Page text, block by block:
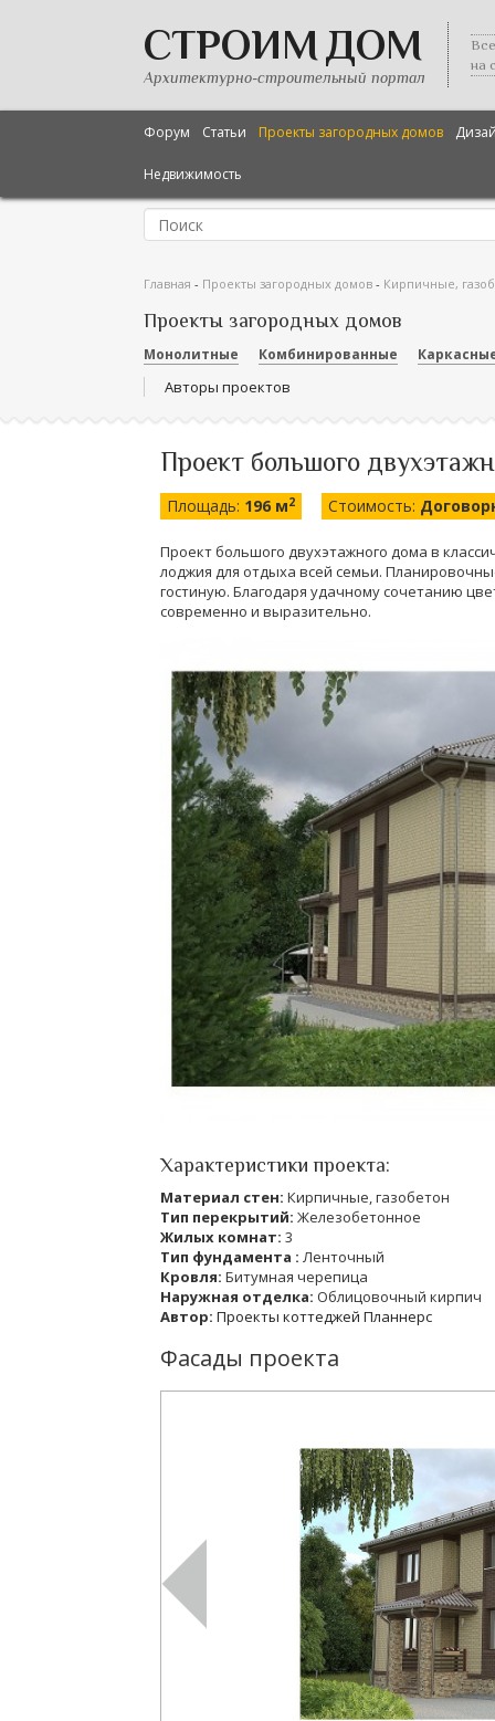
СТРОИМ ДОМ
Архитектурно-строительный портал
на
Форум Статьи Проекты загородных домов
Недвижимость
Главная - Проекты загородных домов - Кирпичные,
Проекты загородных домов
Монолитные Комбинированные
Авторы проектов
Проект большого
Площадь: 196 м2 Стоимость:
Проект большого двухэтажного дома в
лоджия для отдыха всей семьи.
гостиную. Благодаря удачному сочетанию
современно и выразительно.
Характеристики проекта:
Материал стен: Кирпичные, газобетон
Тип перекрытий: Железобетонное
Жилых комнат: 3
Тип фундамента : Ленточный
Кровля: Битумная черепица
Наружная отделка: Облицовочный кирпич
Автор: Проекты коттеджей Планнерс
Фасады проекта